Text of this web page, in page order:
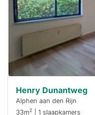
minuten
reageren.
Stekkies helpt
je hierbij!
Henry Dunantweg
Alphen aan den Rijn
33m2 | 1 slaapkamers